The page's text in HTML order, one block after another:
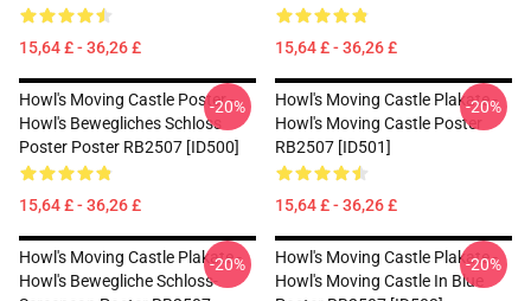
15,64 £ - 36,26 £ 15,64 £ - 36,26 £
Howl's Moving Castle Poster -
Howl's Bewegliches Schloss
Poster Poster RB2507 [ID500]
15,64 £ - 36,26 £
-20%
Howl's Moving Castle Plakate -
Howl's Moving Castle Poster
RB2507 [ID501]
15,64 £ - 36,26 £
-20%
Howl's Moving Castle Plakate -
Howl's Bewegliche Schloss-
-20%
Howl's Moving Castle Plakate -
Howl's Moving Castle In Blue
-20%